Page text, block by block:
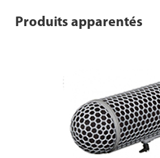
Produits apparentés